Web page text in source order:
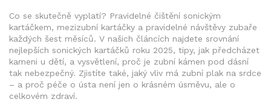
Co se skutečně vyplatí? Pravidelné čištění sonickým
kartáčkem, mezizubní kartáčky a pravidelné návštěvy zubaře
každých šest měsíců. V našich článcích najdete srovnání
nejlepších sonických kartáčků roku 2025, tipy, jak předcházet
kameni u dětí, a vysvětlení, proč je zubní kámen pod dásní
tak nebezpečný. Zjistíte také, jaký vliv má zubní plak na srdce
– a proč péče o ústa není jen o krásném úsměvu, ale o
celkovém zdraví.